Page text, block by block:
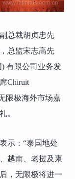
总裁胡贞忠先
总监宋志高先
有限公司业务发
Chiruit
限极海外市场嘉
。
示：“泰国地处
越南、老挝及柬
，无限极将进一